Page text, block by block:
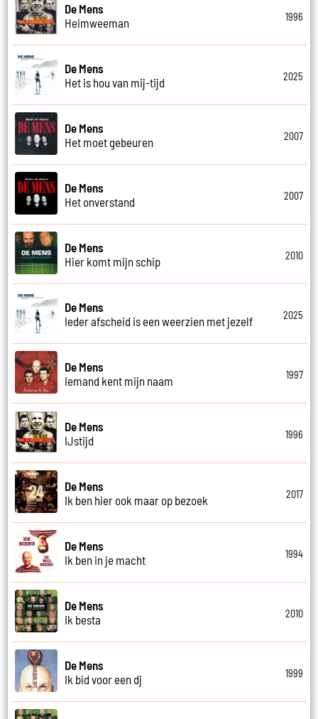
De Mens
Heimweeman
1996
De Mens
Het is hou van mij-tijd
2025
De Mens
Het moet gebeuren
2007
De Mens
Het onverstand
2007
De Mens
Hier komt mijn schip
2010
De Mens
Ieder afscheid is een weerzien met jezelf
2025
De Mens
Iemand kent mijn naam
1997
De Mens
IJstijd
1996
De Mens
Ik ben hier ook maar op bezoek
2017
De Mens
Ik ben in je macht
1994
De Mens
Ik besta
2010
De Mens
Ik bid voor een dj
1999